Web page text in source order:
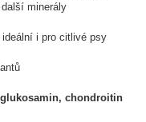
minerály
i pro citlivé psy
chondroitin